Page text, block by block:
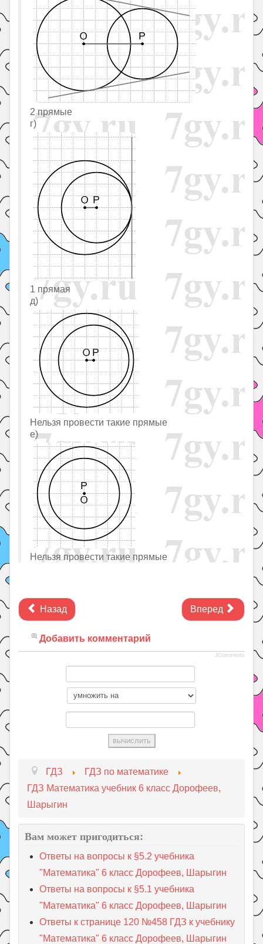
2 прямые
г)
1 прямая
д)
Нельзя провести такие прямые
е)
Нельзя провести такие прямые
Назад Вперед
Добавить комментарий
JComments
ГДЗ
ГДЗ по математике
ГДЗ Математика учебник 6 класс Дорофеев,
Шарыгин
Вам может пригодиться:
Ответы на вопросы к §5.2 учебника
"Математика" 6 класс Дорофеев, Шарыгин
Ответы на вопросы к §5.1 учебника
"Математика" 6 класс Дорофеев, Шарыгин
Ответы к странице 120 №458 ГДЗ к учебнику
"Математика" 6 класс Дорофеев, Шарыгин